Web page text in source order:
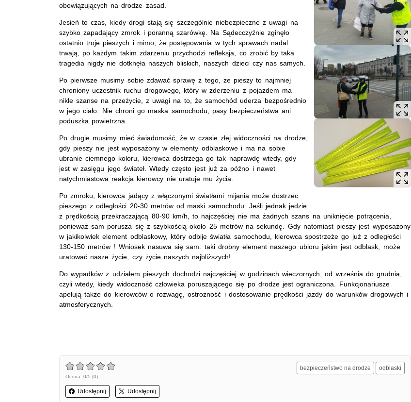
obowiązujących na drodze zasad.
Jesień to czas, kiedy drogi stają się szczególnie niebezpieczne z uwagi na
szybko zapadający zmrok i poranną szarówkę. Na Sądecczyźnie zginęło
ostatnio troje pieszych i mimo, że postępowania w tych sprawach nadal
trwają, po każdym takim zdarzeniu przychodzi refleksja, co zrobić by taka
tragedia nigdy nie dotknęła naszych bliskich, naszych dzieci czy nas samych.
Po pierwsze musimy sobie zdawać sprawę z tego, że pieszy to najmniej
chroniony uczestnik ruchu drogowego, który w zderzeniu z pojazdem ma
nikłe szanse na przeżycie, z uwagi na to, że samochód uderza bezpośrednio
w jego ciało. Nie chroni go maska samochodu, pasy bezpieczeństwa ani
poduszka powietrzna.
Po drugie musimy mieć świadomość, że w czasie złej widoczności na drodze,
gdy pieszy nie jest wyposażony w elementy odblaskowe i ma na sobie
ubranie ciemnego koloru, kierowca dostrzega go tak naprawdę wtedy, gdy
jest w zasięgu jego świateł. Wtedy często jest już za późno i nawet
natychmiastowa reakcja kierowcy nie uratuje mu życia.
Po zmroku, kierowca jadący z włączonymi światłami mijania może dostrzec
pieszego z odległości 20-30 metrów od maski samochodu. Jeśli jednak jedzie
z prędkością przekraczającą 80-90 km/h, to najczęściej nie ma żadnych szans na uniknięcie potrącenia,
ponieważ sam porusza się z szybkością około 25 metrów na sekundę. Gdy natomiast pieszy jest wyposażony
w jakikolwiek element odblaskowy, który odbije światła samochodu, kierowca spostrzeże go już z odległości
130-150 metrów ! Wniosek nasuwa się sam: taki drobny element naszego ubioru jakim jest odblask, może
uratować nasze życie, czy życie naszych najbliższych!
Do wypadków z udziałem pieszych dochodzi najczęściej w godzinach wieczornych, od września do grudnia,
czyli wtedy, kiedy widoczność człowieka poruszającego się po drodze jest ograniczona. Funkcjonariusze
apelują także do kierowców o rozwagę, ostrożność i dostosowanie prędkości jazdy do warunków drogowych i
atmosferycznych.
Ocena: 0/5 (0)
Udostępnij Udostępnij
bezpieczeństwo na drodze odblaski